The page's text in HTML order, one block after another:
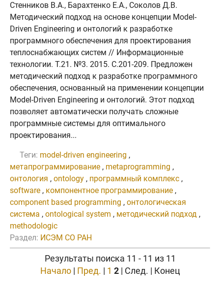
Стенников В.А., Барахтенко Е.А., Соколов Д.В.
Методический подход на основе концепции Model-
Driven Engineering и онтологий к разработке
программного обеспечения для проектирования
теплоснабжающих систем // Информационные
технологии. Т.21. №3. 2015. C.201-209. Предложен
методический подход к разработке программного
обеспечения, основанный на применении концепции
Model-Driven Engineering и онтологий. Этот подход
позволяет автоматически получать сложные
программные системы для оптимального
проектирования...
Теги: model-driven engineering ,
метапрограммирование , metaprogramming ,
онтология , ontology , программный комплекс ,
software , компонентное программирование ,
component based programming , онтологическая
система , ontological system , методический подход ,
methodologic
Раздел: ИСЭМ СО РАН
Результаты поиска 11 - 11 из 11
Начало| Пред. | 1 2| След. | Конец